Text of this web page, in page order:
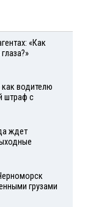
«Как
водителю
штраф с
ждет
грузами